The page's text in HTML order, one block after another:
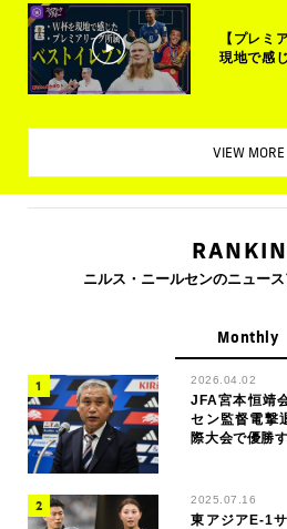
【プレミ
現地で感
VIEW MORE
ニルス・ニールセンのニュー
Monthly
2026.04.02
JFA宮本恒靖
セン監督電撃
際大会で優勝
2025.07.16
東アジアE-1